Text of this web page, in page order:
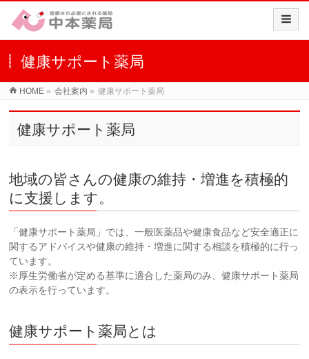
健康サポート薬局
HOME » 会社案内 » 健康サポート薬局
健康サポート薬局
地域の皆さんの健康の維持・増進を積極的
に支援します。
「健康サポート薬局」では、一般医薬品や健康食品など安全適正に
関するアドバイスや健康の維持・増進に関する相談を積極的に行っ
ています。
※厚生労働省が定める基準に適合した薬局のみ、健康サポート薬局
の表示を行っています。
健康サポート薬局とは